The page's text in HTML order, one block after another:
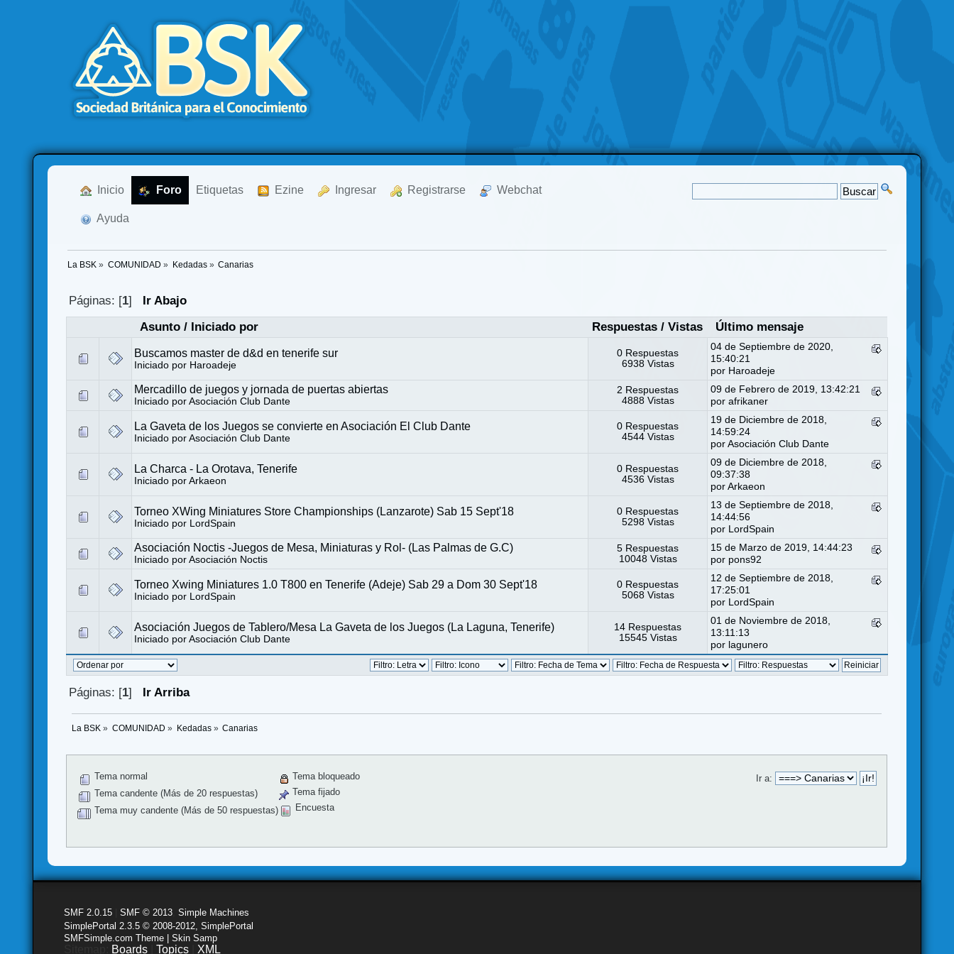
Inicio Foro Etiquetas Ezine Ingresar Registrarse Webchat
Ayuda
La BSK » COMUNIDAD » Kedadas» Canarias
Páginas: [1]
Ir Abajo
Asunto/ Iniciado por Respuestas /Vistas Último mensaje
Buscamos master de d&d en tenerife sur
Iniciado por Haroadeje
0 Respuestas
6938 Vistas
04 de Septiembre de 2020,
15:40:21
por Haroadeje
Mercadillo de juegos y jornada de puertas abiertas
Iniciado porAsociación Club Dante
2 Respuestas
4888 Vistas
09 de Febrero de 2019, 13:42:21
porafrikaner
La Gaveta de los Juegos se convierte en Asociación El Club Dante
Iniciado porAsociación Club Dante
0 Respuestas
4544 Vistas
19 de Diciembre de 2018,
14:59:24
porAsociación Club Dante
La Charca - La Orotava, Tenerife
Iniciado porArkaeon
0 Respuestas
4536 Vistas
09 de Diciembre de 2018,
09:37:38
porArkaeon
Torneo XWing Miniatures Store Championships (Lanzarote) Sab 15 Sept'18
Iniciado por LordSpain
0 Respuestas
5298 Vistas
13 de Septiembre de 2018,
14:44:56
por
LordSpain
Asociación Noctis -Juegos de Mesa, Miniaturas y Rol- (Las Palmas de G.C)
Iniciado porAsociación Noctis
5 Respuestas
10048 Vistas
15 de Marzo de 2019, 14:44:23
por pons92
Torneo Xwing Miniatures 1.0 T800 en Tenerife (Adeje) Sab 29 a Dom 30 Sept'18
Iniciado por LordSpain
0 Respuestas
5068 Vistas
12 de Septiembre de 2018,
17:25:01
por
LordSpain
Asociación Juegos de Tablero/Mesa La Gaveta de los Juegos (La Laguna, Tenerife)
Iniciado porAsociación Club Dante
14 Respuestas
15545 Vistas
01 de Noviembre de 2018,
13:11:13
por lagunero
Páginas: [1] Ir Arriba
La BSK » COMUNIDAD » Kedadas» Canarias
Ir a:
Tema normal
Tema candente (Más de 20 respuestas)
Tema muy candente (Más de 50 respuestas)
Tema bloqueado
Tema fijado
Encuesta
SMF 2.0.15 |SMF © 2013 ,Simple Machines
SimplePortal 2.3.5 © 2008-2012, SimplePortal
SMFSimple.com Theme | Skin Samp
Boards |Topics XML